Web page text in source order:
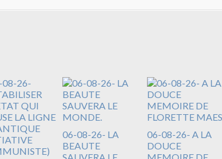
06-08-26- LA
BEAUTE
SAUVERA LE
06-08-26- A LA
DOUCE
MEMOIRE DE